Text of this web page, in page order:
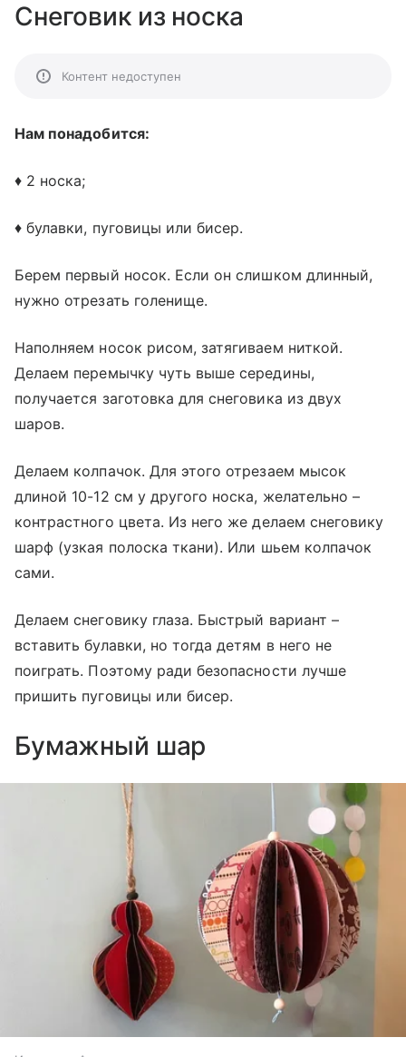
Снеговик из носка
Контент недоступен
Нам понадобится:
♦ 2 носка;
♦ булавки, пуговицы или бисер.
Берем первый носок. Если он слишком длинный,
нужно отрезать голенище.
Наполняем носок рисом, затягиваем ниткой.
Делаем перемычку чуть выше середины,
получается заготовка для снеговика из двух
шаров.
Делаем колпачок. Для этого отрезаем мысок
длиной 10-12 см у другого носка, желательно –
контрастного цвета. Из него же делаем снеговику
шарф (узкая полоска ткани). Или шьем колпачок
сами.
Делаем снеговику глаза. Быстрый вариант –
вставить булавки, но тогда детям в него не
поиграть. Поэтому ради безопасности лучше
пришить пуговицы или бисер.
Бумажный шар